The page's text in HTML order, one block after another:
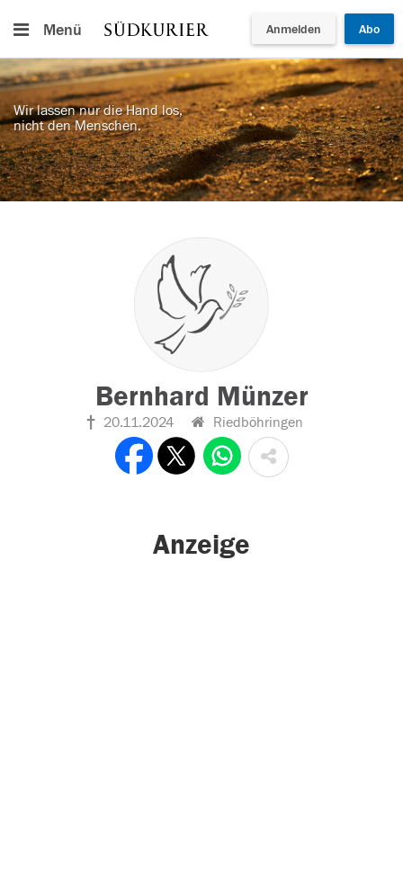
Menü Anmelden Abo
Wir lassen nur die Hand los,
nicht den Menschen.
Bernhard Münzer
20.11.2024 Riedböhringen
Anzeige